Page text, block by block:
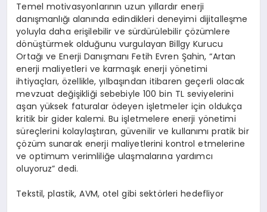
Temel motivasyonlarının uzun yıllardır enerji
danışmanlığı alanında edindikleri deneyimi dijitalleşme
yoluyla daha erişilebilir ve sürdürülebilir çözümlere
dönüştürmek olduğunu vurgulayan Billgy Kurucu
Ortağı ve Enerji Danışmanı Fetih Evren Şahin, “Artan
enerji maliyetleri ve karmaşık enerji yönetimi
ihtiyaçları, özellikle, yılbaşından itibaren geçerli olacak
mevzuat değişikliği sebebiyle 100 bin TL seviyelerini
aşan yüksek faturalar ödeyen işletmeler için oldukça
kritik bir gider kalemi. Bu işletmelere enerji yönetimi
süreçlerini kolaylaştıran, güvenilir ve kullanımı pratik bir
çözüm sunarak enerji maliyetlerini kontrol etmelerine
ve optimum verimliliğe ulaşmalarına yardımcı
oluyoruz” dedi.
Tekstil, plastik, AVM, otel gibi sektörleri hedefliyor